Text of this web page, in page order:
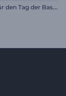
R
eels Paket für den Tag der Bastille